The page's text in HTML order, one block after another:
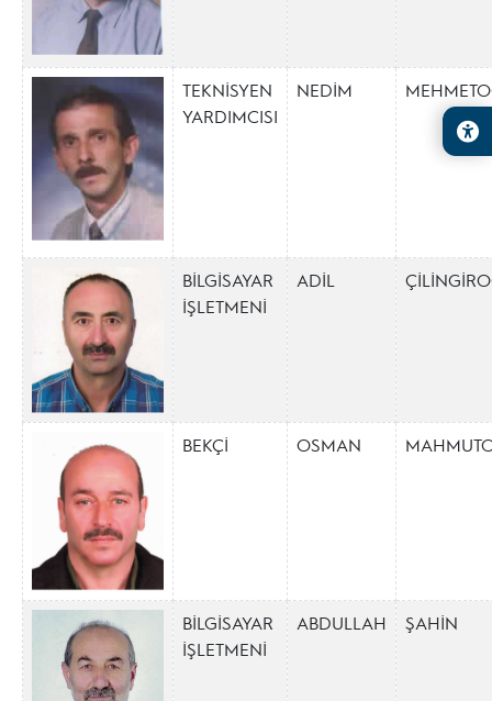
TEKNİSYEN
YARDIMCISI
NEDİM
BİLGİSAYAR
İŞLETMENİ
ADİL
BEKÇİ OSMAN
BİLGİSAYAR
İŞLETMENİ
ABDULLAH ŞAHİN